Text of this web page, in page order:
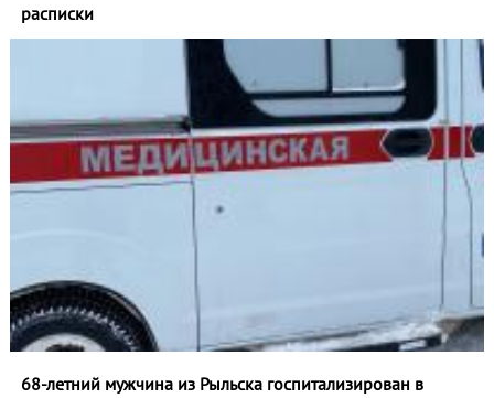
расписки
68-летний мужчина из Рыльска госпитализирован в